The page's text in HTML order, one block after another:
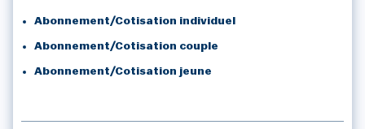
Abonnement/Cotisation individuel
Abonnement/Cotisation couple
Abonnement/Cotisation jeune